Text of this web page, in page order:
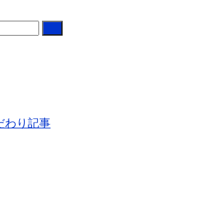
わり記事